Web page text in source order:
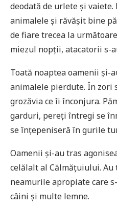
deodată de urlete și
animalele și răvășit bine
de fiare trecea la
miezul nopții, atacatorii s-
Toată noaptea oamenii și-
animalele pierdute. În zori
grozăvia ce îi înconjura.
garduri, pereți întregi se
se înțepeniseră în gurile
Oamenii și-au tras
celălalt al Călmățuiului. Au
neamurile apropiate care
câini și multe lemne.